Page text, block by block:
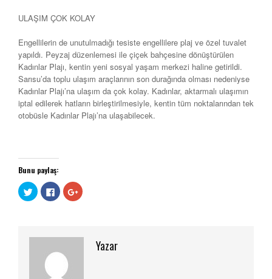
ULAŞIM ÇOK KOLAY
Engellilerin de unutulmadığı tesiste engellilere plaj ve özel tuvalet
yapıldı. Peyzaj düzenlemesi ile çiçek bahçesine dönüştürülen
Kadınlar Plajı, kentin yeni sosyal yaşam merkezi haline getirildi.
Sarısu’da toplu ulaşım araçlarının son durağında olması nedeniyse
Kadınlar Plajı’na ulaşım da çok kolay. Kadınlar, aktarmalı ulaşımın
iptal edilerek hatların birleştirilmesiyle, kentin tüm noktalarından tek
otobüsle Kadınlar Plajı’na ulaşabilecek.
Bunu paylaş:
Twitter
üzerinde
paylaşmak
açılır)
Facebook'ta
paylaşmak
Google+
üzerinde
açılır)Yazar